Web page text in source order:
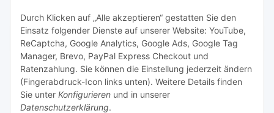
Durch Klicken auf „Alle akzeptieren“ gestatten Sie den
Einsatz folgender Dienste auf unserer Website: YouTube,
ReCaptcha, Google Analytics, Google Ads, Google Tag
Manager, Brevo, PayPal Express Checkout und
Ratenzahlung. Sie können die Einstellung jederzeit ändern
(Fingerabdruck-Icon links unten). Weitere Details finden
Sie unter Konfigurieren und in unserer
Datenschutzerklärung.
Vertrag widerrufen
* Alle Preise inkl. gesetzlicher USt., zzgl.